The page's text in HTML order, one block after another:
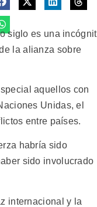
siglo es una
la alianza sobre
aquellos con
Unidas, el
entre países.
habría sido
sido involucrado
internacional y la